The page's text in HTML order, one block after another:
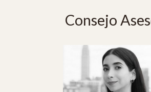
Consejo